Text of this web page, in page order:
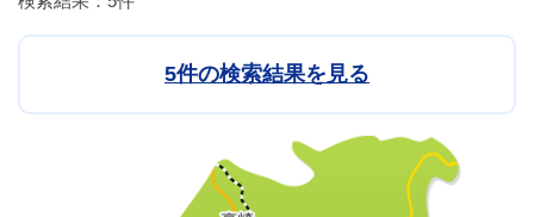
5件の検索結果を見る